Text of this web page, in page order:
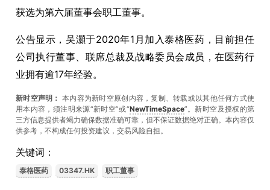
获选为第六届董事会职工董事。
公告显示，吴灝于2020年1月加入泰格医药，目前担任
公司执行董事、联席总裁及战略委员会成员，在医药行
业拥有逾17年经验。
新时空声明： 本内容为新时空原创内容，复制、转载或以其他任何方式使
用本内容，须注明来源“新时空”或“NewTimeSpace”。新时空及授权的第
三方信息提供者竭力确保数据准确可靠，但不保证数据绝对正确。本內容仅
供参考，不构成任何投资建议，交易风险自担。
关键词：
泰格医药 03347.HK 职工董事